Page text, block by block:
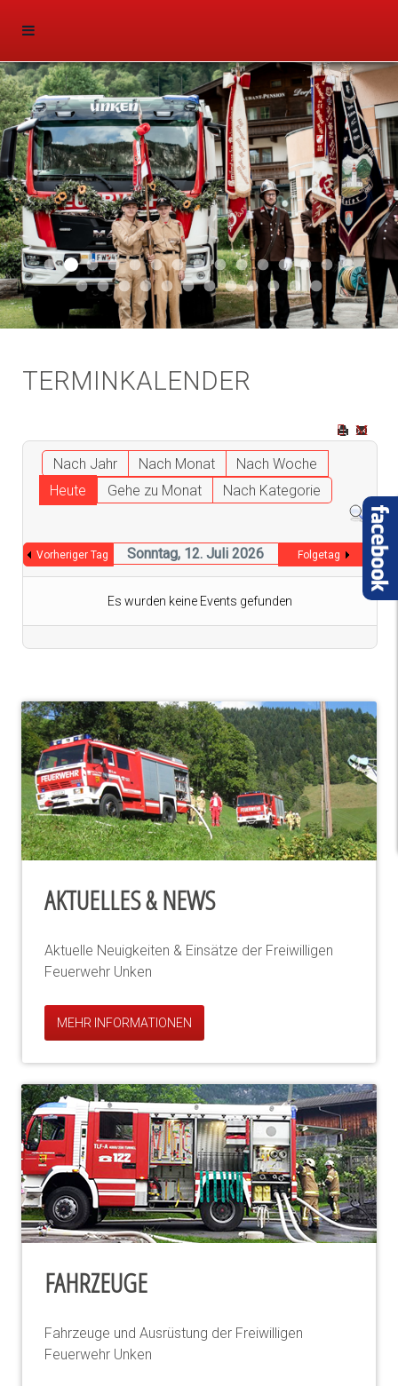
Aktuell 046
Aktuell 047
Start 011Aktuell 044
Aktuell 043
Aktuell 041
Aktuell 042
Aktuell 035
Aktuell 031
Aktuell 032
Aktuell 033
Aktuell 029
Aktuell 027
Aktuell 026
Start
Aktuell 024
Aktuell 019
Auto 010Start 010Start 002
Auto 002
Auto 009Auto 006Start 008
Start 005Start 003Start 006
TERMINKALENDER
Nach Jahr Nach Monat
Nach Woche
Heute
Gehe zu Monat Nach Kategorie
Vorheriger Tag Sonntag, 12. Juli 2026 Folgetag
Es wurden keine Events gefunden
AKTUELLES & NEWS
Aktuelle Neuigkeiten & Einsätze der Freiwilligen
Feuerwehr Unken
MEHR INFORMATIONEN
FAHRZEUGE
Fahrzeuge und Ausrüstung der Freiwilligen
Feuerwehr Unken